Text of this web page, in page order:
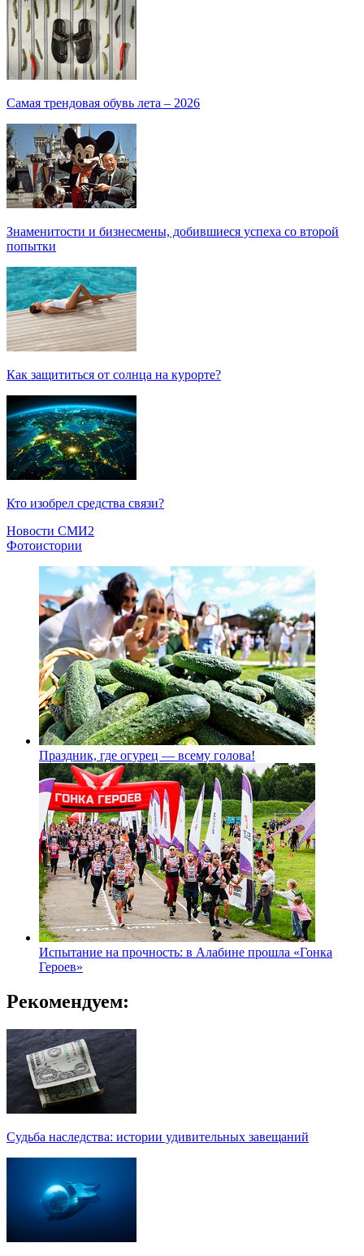
Самая трендовая обувь лета – 2026
Знаменитости и бизнесмены, добившиеся успеха со второй
попытки
Как защититься от солнца на курорте?
Кто изобрел средства связи?
Новости СМИ2
Фотоистории
Праздник, где огурец — всему голова!
Испытание на прочность: в Алабине прошла «Гонка
Героев»
Рекомендуем:
Судьба наследства: истории удивительных завещаний